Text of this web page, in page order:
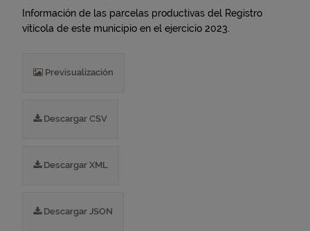
Información de las parcelas productivas del Registro
vitícola de este municipio en el ejercicio 2023.
Previsualización
Descargar CSV
Descargar XML
Descargar JSON